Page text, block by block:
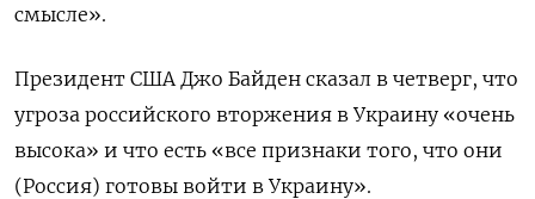
смысле».
Президент США Джо Байден сказал в четверг, что
угроза российского вторжения в Украину «очень
высока» и что есть «все признаки того, что они
(Россия) готовы войти в Украину».